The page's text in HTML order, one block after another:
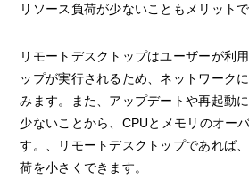
リソース負荷が少ないこともメリットで
リモートデスクトップはユーザーが利
ップが実行されるため、ネットワーク
みます。また、アップデートや再起動
少ないことから、CPUとメモリのオー
す。、リモートデスクトップであれば
荷を小さくできます。